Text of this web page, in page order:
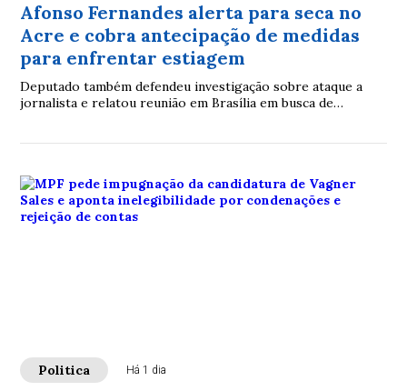
Afonso Fernandes alerta para seca no
Acre e cobra antecipação de medidas
para enfrentar estiagem
Deputado também defendeu investigação sobre ataque a
jornalista e relatou reunião em Brasília em busca de
Politica Há 1 dia